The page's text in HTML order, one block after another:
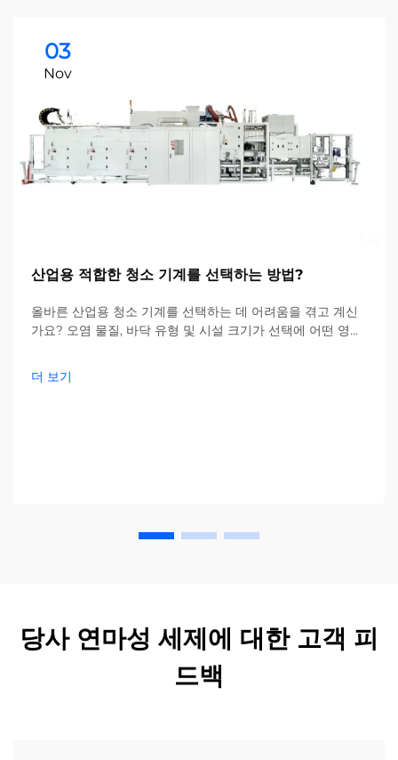
03
Nov
산업용 적합한 청소 기계를 선택하는 방법?
올바른 산업용 청소 기계를 선택하는 데 어려움을 겪고 계신
가요? 오염 물질, 바닥 유형 및 시설 크기가 선택에 어떤 영향
세요—지금 바로 전체 가이드를 확인하세요.
더 보기
당사 연마성 세제에 대한 고객 피
드백